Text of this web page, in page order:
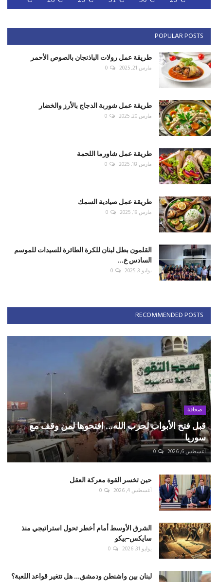
POPULAR POSTS
طريقة عمل رولات الباذنجان بالصوص الأحمر
مارس 21, 2025 0
طريقة عمل شوربة الدجاج بالأرز والخضار
مارس 20, 2025 0
طريقة عمل شاورما اللحمة
مارس 18, 2025 0
طريقة عمل صيادية السمك
مارس 19, 2025 0
القلمون بطل لبنان للكرة الطائرة للسيدات للموسم
السادس ع...
يوليو 3, 2025 0
RECOMMENDED POSTS
صحافة
قبل فتح الأبواب لحزب الله... افتحوها لمن وقف مع
سوريا
أغسطس 6, 2026 0
حين تخسر القوة معركة العقل
أغسطس 4, 2026 0
الشرق الأوسط أمام أخطر تحول استراتيجي منذ
سايكس–بيكو
يوليو 31, 2026 0
لبنان بين واشنطن ودمشق... هل تتغير قواعد اللعبة؟